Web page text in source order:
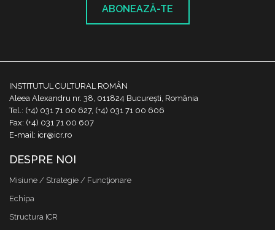
ABONEAZĂ-TE
INSTITUTUL CULTURAL ROMÂN
Aleea Alexandru nr. 38, 011824 București, România
Tel.: (+4) 031 71 00 627, (+4) 031 71 00 606
Fax: (+4) 031 71 00 607
E-mail: icr@icr.ro
DESPRE NOI
Misiune / Strategie / Funcţionare
Echipa
Structura ICR